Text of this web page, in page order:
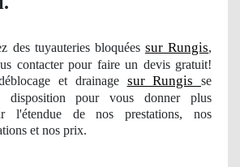
des tuyauteries bloquées sur Rungis,
contacter pour faire un devis gratuit!
et drainage sur Rungis se
disposition pour vous donner plus
l'étenduede nosprestations, nos
et nos prix.